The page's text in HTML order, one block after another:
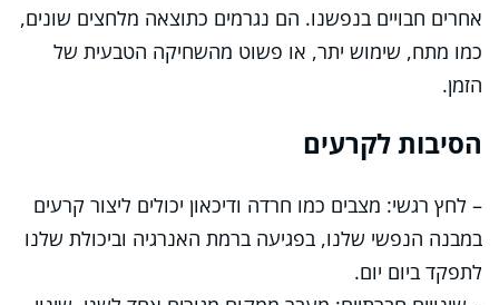
אחרים חבויים בנפשנו. הם נגרמים כתוצאה מלחצים שונים,
כמו מתח, שימוש יתר, או פשוט מהשחיקה הטבעית של
הזמן.
הסיבות לקרעים
– לחץ רגשי: מצבים כמו חרדה ודיכאון יכולים ליצור קרעים
במבנה הנפשי שלנו, בפגיעה ברמת האנרגיה וביכולת שלנו
לתפקד ביום יום.